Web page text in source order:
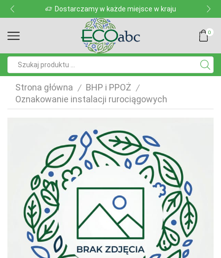
Dostarczamy w każde miejsce w kraju
0
Strona główna / BHP i PPOŻ /
Oznakowanie instalacji rurociągowych